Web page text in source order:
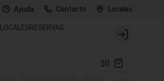
Ayuda Contacto Locales
LOCALESRESERVAS
Login
$0